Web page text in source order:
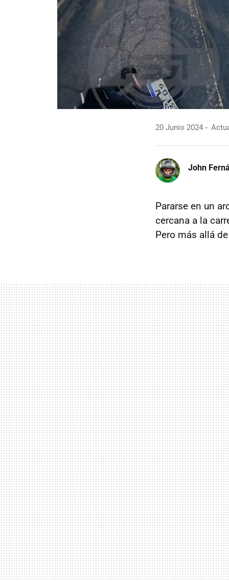
20 Junio 2024
John
Pararse en un
cercana a la
Pero más allá